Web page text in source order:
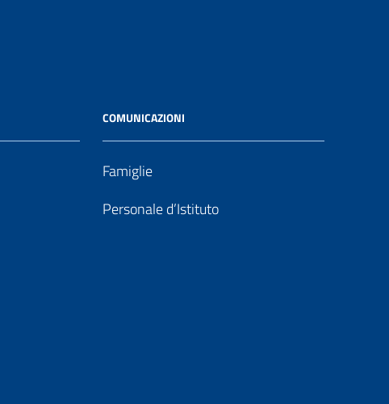
COMUNICAZIONI
Famiglie
Personale d’Istituto